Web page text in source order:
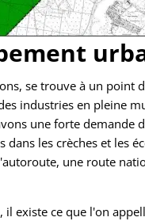
se trouve à un point
industries en pleine
une forte demande
les crèches et les
une route
existe ce que l'on